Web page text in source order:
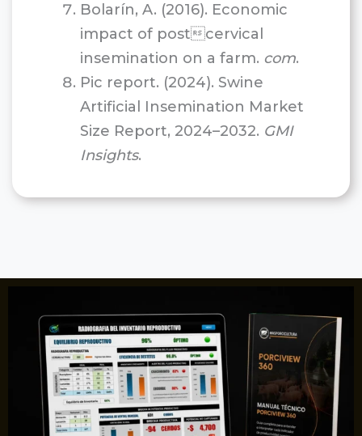
Bolarín, A. (2016). Economic
impact of postcervical
insemination on a farm. com.
Pic report. (2024). Swine
Artificial Insemination Market
Size Report, 2024–2032. GMI
Insights.